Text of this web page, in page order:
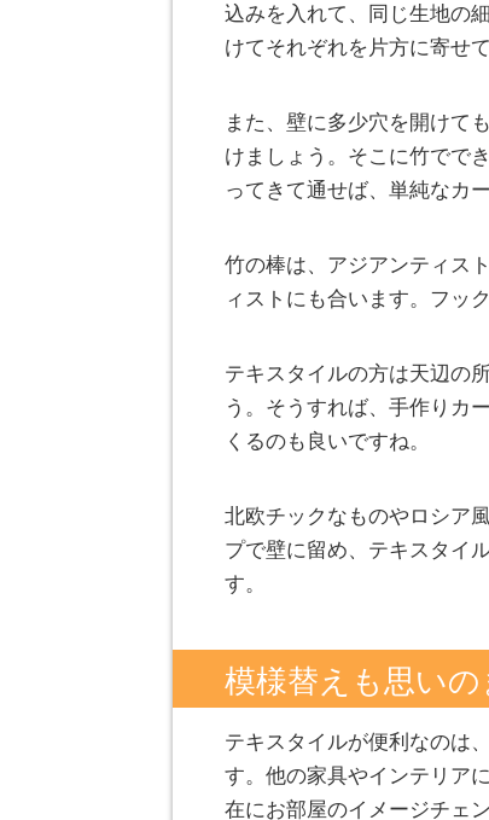
込みを入れて、同じ生地の
けてそれぞれを片方に寄せ
また、壁に多少穴を開けて
けましょう。そこに竹でで
ってきて通せば、単純なカ
竹の棒は、アジアンティス
ィストにも合います。フッ
テキスタイルの方は天辺の
う。そうすれば、手作りカ
くるのも良いですね。
北欧チックなものやロシア
プで壁に留め、テキスタイ
す。
模様替えも思いの
テキスタイルが便利なのは
す。他の家具やインテリア
在にお部屋のイメージチェ